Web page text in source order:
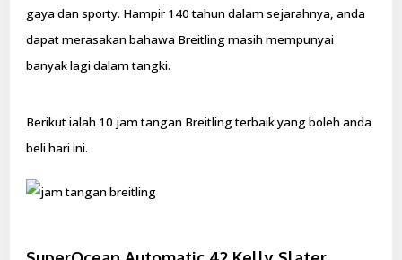
gaya dan sporty. Hampir 140 tahun dalam sejarahnya, anda
dapat merasakan bahawa Breitling masih mempunyai
banyak lagi dalam tangki.
Berikut ialah 10 jam tangan Breitling terbaik yang boleh anda
beli hari ini.